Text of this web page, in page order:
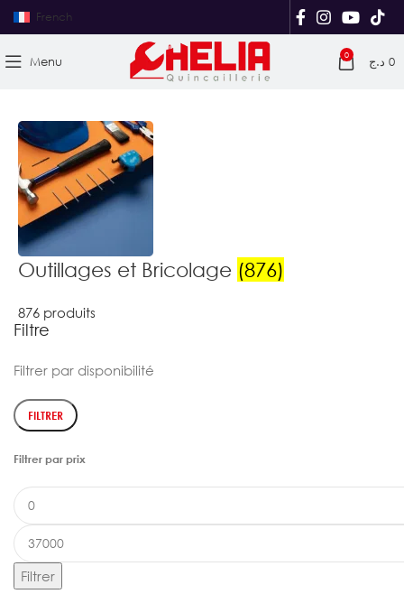
French
Menu 0 0 د.ج
Outillages et Bricolage (876)
876 produits
Filtre
Filtrer par disponibilité
FILTRER
Filtrer par prix
Filtrer